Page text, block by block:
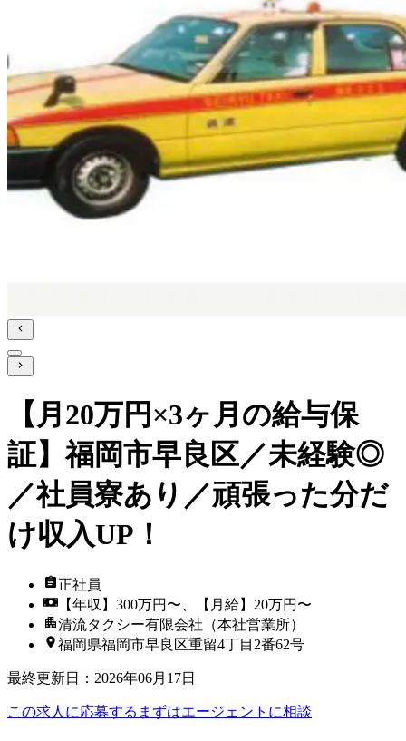
【月20万円×3ヶ月の給与保
証】福岡市早良区／未経験◎
／社員寮あり／頑張った分だ
け収入UP！
正社員
【年収】300万円〜、【月給】20万円〜
清流タクシー有限会社（本社営業所）
福岡県福岡市早良区重留4丁目2番62号
最終更新日 ： 2026年06月17日
この求人に応募する まずはエージェントに相談